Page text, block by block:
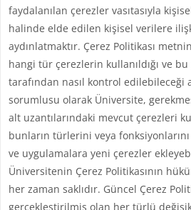
faydalanılan çerezler vasıtasıyla
halinde elde edilen kişisel verilere
aydınlatmaktır. Çerez Politikası
hangi tür çerezlerin kullanıldığı ve
tarafından nasıl kontrol edilebileceği
sorumlusu olarak Üniversite,
alt uzantılarındaki mevcut çerezleri
bunların türlerini veya
ve uygulamalara yeni çerezler
Üniversitenin Çerez Politikasının
her zaman saklıdır. Güncel Çerez
gerçekleştirilmiş olan her türlü